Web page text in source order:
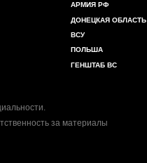
АРМИЯ РФ
ДОНЕЦКАЯ ОБЛАСТЬ
ВСУ
ПОЛЬША
ГЕНШТАБ ВС
.
за материалы